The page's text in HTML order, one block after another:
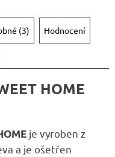
(3) Hodnocení
HOME
je vyroben z
a je ošetřen